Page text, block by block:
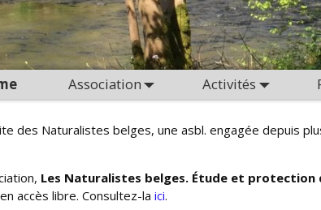
Association Activités
des Naturalistes belges, une asbl. engagée depuis
Les Naturalistes belges. Étude et protection
accès libre. Consultez-la ici.